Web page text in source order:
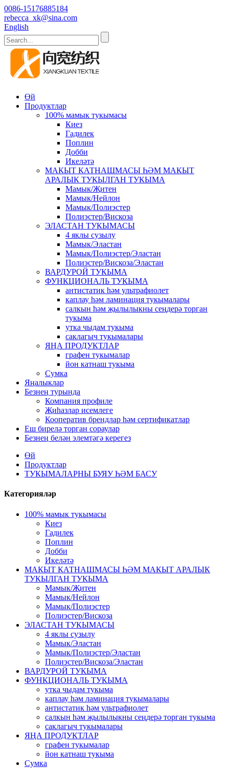
0086-15176885184
rebecca_xk@sina.com
English
Өй
Продуктлар
100% мамык тукымасы
Киез
Гадилек
Поплин
Добби
Икеләтә
МАКЫТ КАТНАШМАСЫ ҺӘМ МАКЫТ
АРАЛЫК ТУКЫЛГАН ТУКЫМА
Мамык/Җитен
Мамык/Нейлон
Мамык/Полиэстер
Полиэстер/Вискоза
ЭЛАСТАН ТУКЫМАСЫ
4 яклы сузылу
Мамык/Эластан
Мамык/Полиэстер/Эластан
Полиэстер/Вискоза/Эластан
ВАРДУРОЙ ТУКЫМА
ФУНКЦИОНАЛЬ ТУКЫМА
антистатик һәм ультрафиолет
каплау һәм ламинация тукымалары
салкын һәм җылылыкны сеңдерә торган
тукыма
утка чыдам тукыма
саклагыч тукымалары
ЯҢА ПРОДУКТЛАР
графен тукымалар
йон катнаш тукыма
Сумка
Яңалыклар
Безнең турында
Компания профиле
Җиһазлар исемлеге
Кооператив брендлар һәм сертификатлар
Еш бирелә торган сораулар
Безнең белән элемтәгә керегез
Өй
Продуктлар
ТУКЫМАЛАРНЫ БУЯУ ҺӘМ БАСУ
Категорияләр
100% мамык тукымасы
Киез
Гадилек
Поплин
Добби
Икеләтә
МАКЫТ КАТНАШМАСЫ ҺӘМ МАКЫТ АРАЛЫК
ТУКЫЛГАН ТУКЫМА
Мамык/Җитен
Мамык/Нейлон
Мамык/Полиэстер
Полиэстер/Вискоза
ЭЛАСТАН ТУКЫМАСЫ
4 яклы сузылу
Мамык/Эластан
Мамык/Полиэстер/Эластан
Полиэстер/Вискоза/Эластан
ВАРДУРОЙ ТУКЫМА
ФУНКЦИОНАЛЬ ТУКЫМА
утка чыдам тукыма
каплау һәм ламинация тукымалары
антистатик һәм ультрафиолет
салкын һәм җылылыкны сеңдерә торган тукыма
саклагыч тукымалары
ЯҢА ПРОДУКТЛАР
графен тукымалар
йон катнаш тукыма
Сумка